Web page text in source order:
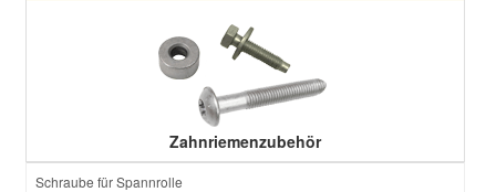
Zahnriemenzubehör
Schraube für Spannrolle